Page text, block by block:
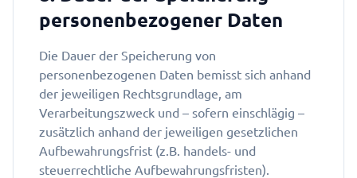
personenbezogener Daten
Die Dauer der Speicherung von
personenbezogenen Daten bemisst sich anhand
der jeweiligen Rechtsgrundlage, am
Verarbeitungszweck und – sofern einschlägig –
zusätzlich anhand der jeweiligen gesetzlichen
Aufbewahrungsfrist (z.B. handels- und
steuerrechtliche Aufbewahrungsfristen).